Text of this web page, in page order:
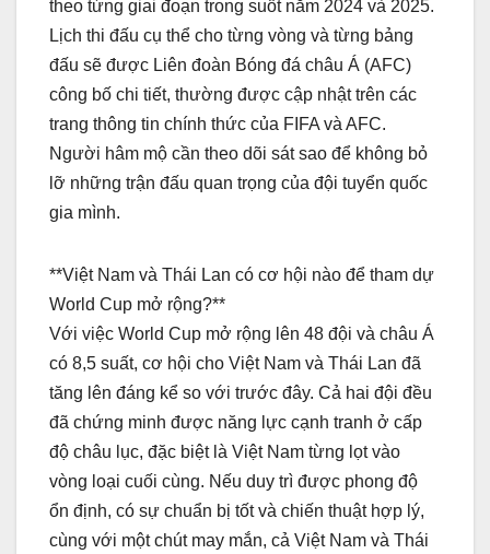
theo từng giai đoạn trong suốt năm 2024 và 2025.
Lịch thi đấu cụ thể cho từng vòng và từng bảng
đấu sẽ được Liên đoàn Bóng đá châu Á (AFC)
công bố chi tiết, thường được cập nhật trên các
trang thông tin chính thức của FIFA và AFC.
Người hâm mộ cần theo dõi sát sao để không bỏ
lỡ những trận đấu quan trọng của đội tuyển quốc
gia mình.
**Việt Nam và Thái Lan có cơ hội nào để tham dự
World Cup mở rộng?**
Với việc World Cup mở rộng lên 48 đội và châu Á
có 8,5 suất, cơ hội cho Việt Nam và Thái Lan đã
tăng lên đáng kể so với trước đây. Cả hai đội đều
đã chứng minh được năng lực cạnh tranh ở cấp
độ châu lục, đặc biệt là Việt Nam từng lọt vào
vòng loại cuối cùng. Nếu duy trì được phong độ
ổn định, có sự chuẩn bị tốt và chiến thuật hợp lý,
cùng với một chút may mắn, cả Việt Nam và Thái